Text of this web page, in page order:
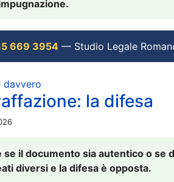
669 3954 — Studio Legale
davvero
la difesa
il documento sia autentico o se
diversi e la difesa è opposta.